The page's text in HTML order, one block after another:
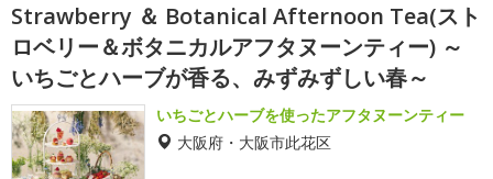
Strawberry ＆ Botanical Afternoon Tea(スト
ロベリー＆ボタニカルアフタヌーンティー) ～
いちごとハーブが香る、みずみずしい春～
いちごとハーブを使ったアフタヌーンティー
大阪府・大阪市此花区